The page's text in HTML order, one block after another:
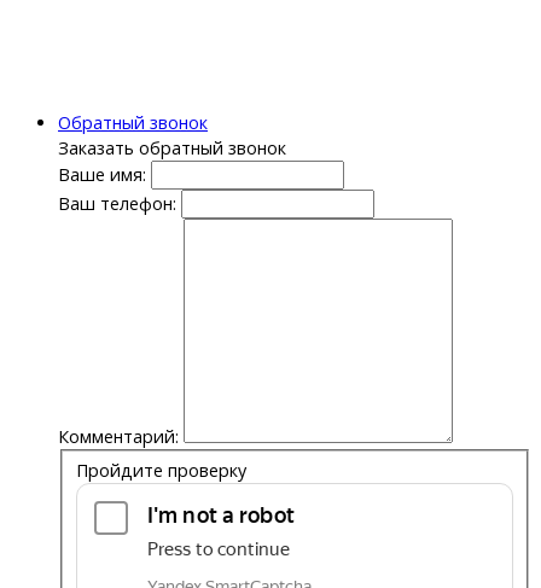
Обратный звонок
Заказать обратный звонок
Ваше имя:
Ваш телефон:
Комментарий:
Пройдите проверку